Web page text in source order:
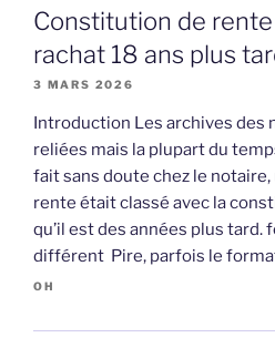
Constitution de
rachat 18 ans plus
3 MARS 2026
Introduction Les archives
reliées mais la plupart du
fait sans doute chez le notaire,
rente était classé avec la
qu’il est des années plus tard.
différent Pire, parfois le
OH